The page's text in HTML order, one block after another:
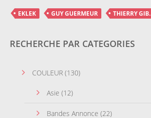
EKLEK GUY GUERMEUR THIERRY GIB.
RECHERCHE PAR CATEGORIES
COULEUR (130)
Asie (12)
Bandes Annonce (22)